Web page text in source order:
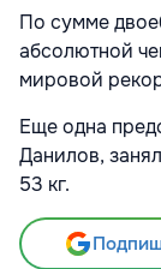
По сумме
абсолютной
мировой
Еще одна
Данилов,
53 кг.